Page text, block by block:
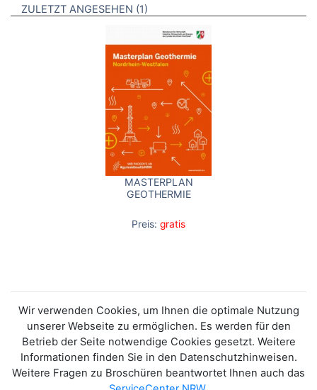
ZULETZT ANGESEHEN 1 BROSCHÜREN
MASTERPLAN
GEOTHERMIE
Preis: gratis
Wir verwenden Cookies, um Ihnen die optimale Nutzung
unserer Webseite zu ermöglichen. Es werden für den
Betrieb der Seite notwendige Cookies gesetzt. Weitere
Informationen finden Sie in den Datenschutzhinweisen.
Weitere Fragen zu Broschüren beantwortet Ihnen auch das